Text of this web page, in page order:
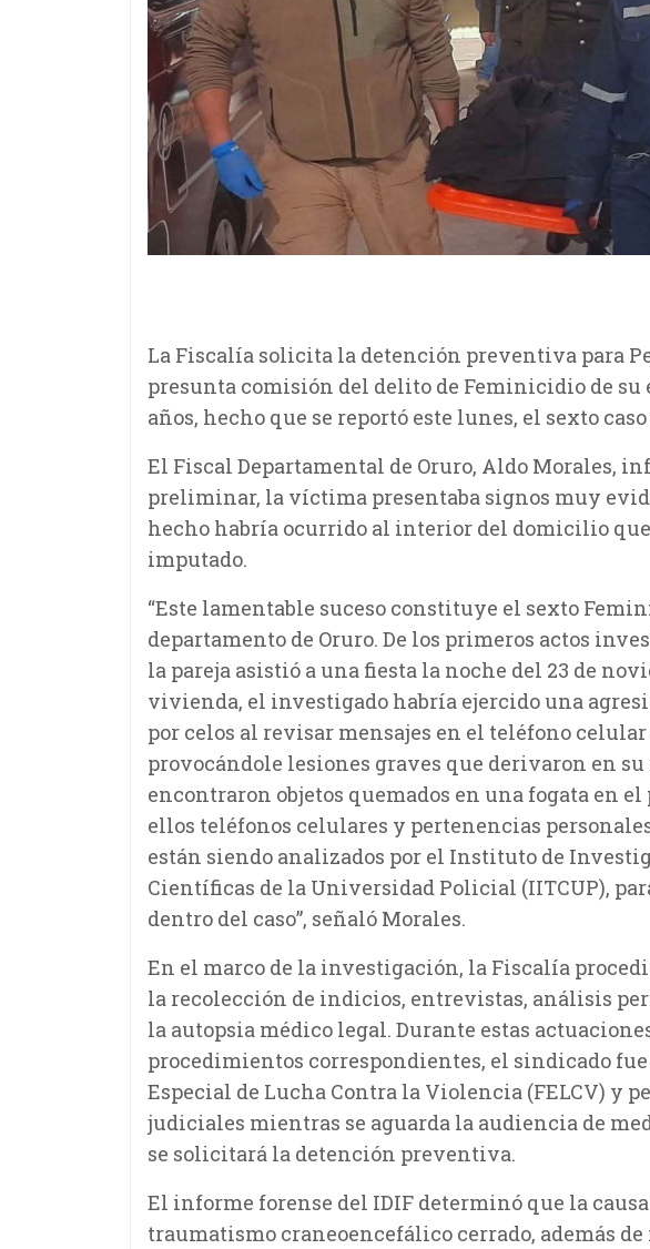
La Fiscalía solicita la detención preventiva para
presunta comisión del delito de Feminicidio de su
años, hecho que se reportó este lunes, el sexto
El Fiscal Departamental de Oruro, Aldo Morales,
preliminar, la víctima presentaba signos muy
hecho habría ocurrido al interior del domicilio
imputado.
“Este lamentable suceso constituye el sexto
departamento de Oruro. De los primeros actos
la pareja asistió a una fiesta la noche del 23 de
vivienda, el investigado habría ejercido una
por celos al revisar mensajes en el teléfono
provocándole lesiones graves que derivaron en su
encontraron objetos quemados en una fogata en
ellos teléfonos celulares y pertenencias
están siendo analizados por el Instituto de
Científicas de la Universidad Policial (IITCUP),
dentro del caso”, señaló Morales.
En el marco de la investigación, la Fiscalía
la recolección de indicios, entrevistas, análisis
la autopsia médico legal. Durante estas
procedimientos correspondientes, el sindicado
Especial de Lucha Contra la Violencia (FELCV) y
judiciales mientras se aguarda la audiencia de
se solicitará la detención preventiva.
El informe forense del IDIF determinó que la
traumatismo craneoencefálico cerrado, además